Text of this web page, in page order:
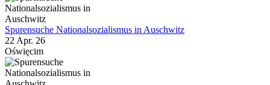
Spurensuche Nationalsozialismus in Auschwitz
22 Apr. 26
Oświęcim